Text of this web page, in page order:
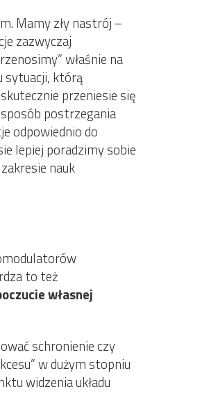
Mamy zły nastrój –
zazwyczaj
właśnie na
sytuacji, którą
przeniesie się
postrzegania
odpowiednio do
lepiej poradzimy sobie
nauk
to też
własnej
schronienie czy
w dużym stopniu
widzenia układu